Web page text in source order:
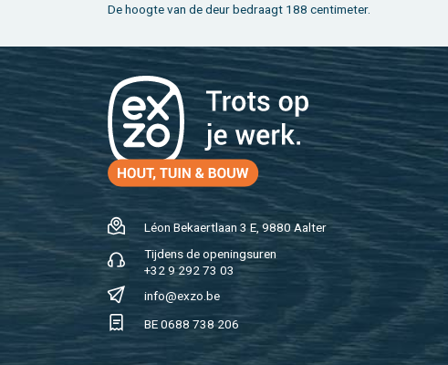
De hoog­te van de deur be­draagt 188 cen­ti­me­ter.
Léon Be­kaert­laan 3 E, 9880 Aal­ter
Tij­dens de ope­nings­uren
+32 9 292 73 03
info@​exzo.​be
BE 0688 738 206